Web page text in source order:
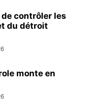
de contrôler les
du détroit
monte en